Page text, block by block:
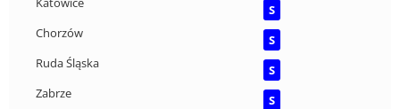
S
Chorzów
S
Ruda Śląska
S
Zabrze
S